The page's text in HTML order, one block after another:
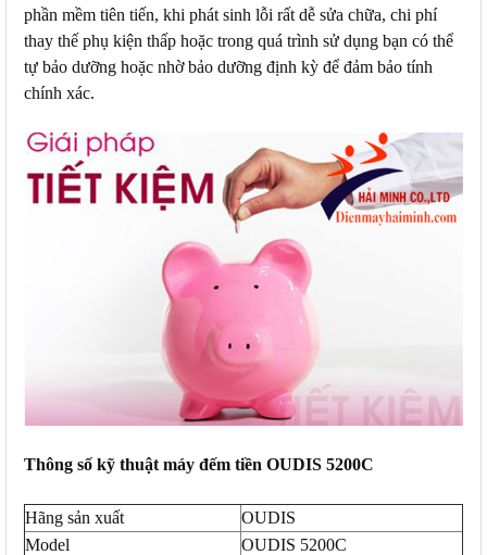
phần mềm tiên tiến, khi phát sinh lỗi rất dễ sửa chữa, chi phí
thay thế phụ kiện thấp hoặc trong quá trình sử dụng bạn có thể
tự bảo dưỡng hoặc nhờ bảo dưỡng định kỳ để đảm bảo tính
chính xác.
Thông số kỹ thuật máy đếm tiền OUDIS 5200C
Hãng sản xuất
OUDIS
Model
OUDIS 5200C